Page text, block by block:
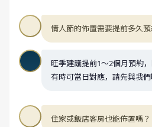
情人節的佈置需要提前多久預
旺季建議提前1～2個月預約
有時可當日對應，請先與我們
住家或飯店客房也能佈置嗎？